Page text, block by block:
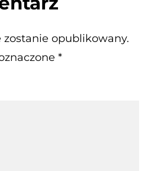
opublikowany.
*